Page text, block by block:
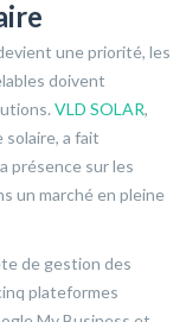
une priorité, les
doivent
VLD SOLAR,
solaire, a fait
présence sur les
un marché en pleine
de gestion des
plateformes